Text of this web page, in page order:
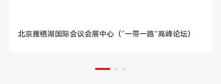
北京雁栖湖国际会议会展中心（“一带一路”高峰论坛）